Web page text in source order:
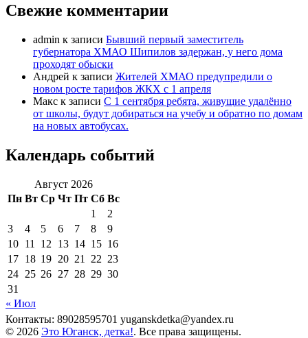
Свежие комментарии
admin к записи Бывший первый заместитель
губернатора ХМАО Шипилов задержан, у него дома
проходят обыски
Андрей к записи Жителей ХМАО предупредили о
новом росте тарифов ЖКХ с 1 апреля
Макс к записи С 1 сентября ребята, живущие удалённо
от школы, будут добираться на учебу и обратно по домам
на новых автобусах.
Календарь событий
Август 2026
Пн Вт Ср Чт Пт Сб Вс
1
2
3
4 5 6 7 8
9
10 11 12 13 14 15 16
17 18 19 20 21 22 23
24 25 26 27 28 29 30
31
« Июл
Контакты: 89028595701 yuganskdetka@yandex.ru
© 2026 Это Юганск, детка!. Все права защищены.